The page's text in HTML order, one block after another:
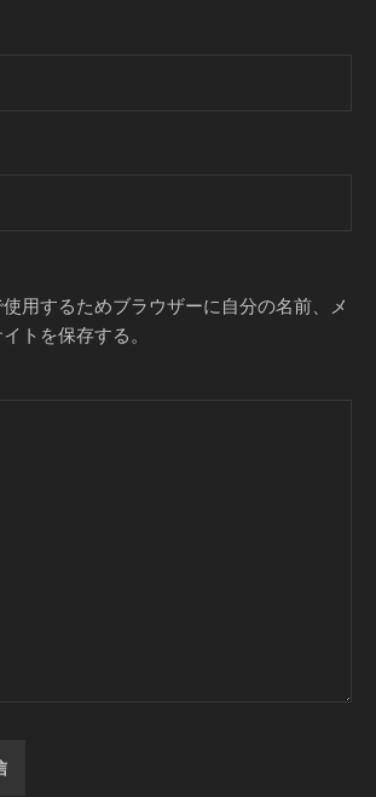
用するためブラウザーに自分の名前、メ
トを保存する。